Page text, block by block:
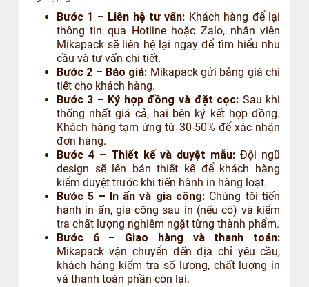
Bước 1 – Liên hệ tư vấn: Khách hàng để lại
thông tin qua Hotline hoặc Zalo, nhân viên
Mikapack sẽ liên hệ lại ngay để tìm hiểu nhu
cầu và tư vấn chi tiết.
Bước 2 – Báo giá: Mikapack gửi bảng giá chi
tiết cho khách hàng.
Bước 3 – Ký hợp đồng và đặt cọc: Sau khi
thống nhất giá cả, hai bên ký kết hợp đồng.
Khách hàng tạm ứng từ 30-50% để xác nhận
đơn hàng.
Bước 4 – Thiết kế và duyệt mẫu: Đội ngũ
design sẽ lên bản thiết kế để khách hàng
kiểm duyệt trước khi tiến hành in hàng loạt.
Bước 5 – In ấn và gia công: Chúng tôi tiến
hành in ấn, gia công sau in (nếu có) và kiểm
tra chất lượng nghiêm ngặt từng thành phẩm.
Bước 6 – Giao hàng và thanh toán:
Mikapack vận chuyển đến địa chỉ yêu cầu,
khách hàng kiểm tra số lượng, chất lượng in
và thanh toán phần còn lại.